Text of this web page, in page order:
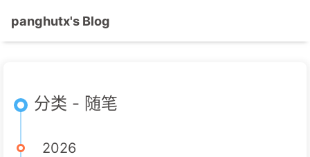
panghutx's Blog
分类 - 随笔
2026